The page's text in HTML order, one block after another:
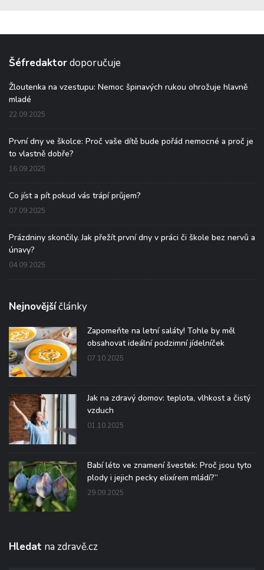
Šéfredaktordoporučuje
Žloutenka na vzestupu: Nemoc špinavých rukou ohrožuje hlavně
mladé
22.09.2025
První dny ve školce: Proč vaše dítě bude pořád nemocné a proč je
to vlastně dobře?
16.09.2025
Co jíst a pít pokud vás trápí průjem?
07.09.2025
Prázdniny skončily. Jak přežít první dny v práci či škole bez nervů a
únavy?
04.09.2025
Nejnovějšíčlánky
Zapomeňte na letní saláty! Tohle by měl
obsahovat ideální podzimní jídelníček
07.10.2025
Jak na zdravý domov: teplota, vlhkost a čistý
vzduch
01.10.2025
Babí léto ve znamení švestek: Proč jsou tyto
plody i jejich pecky elixírem mládí?“
29.09.2025
Hledat na zdravě.cz